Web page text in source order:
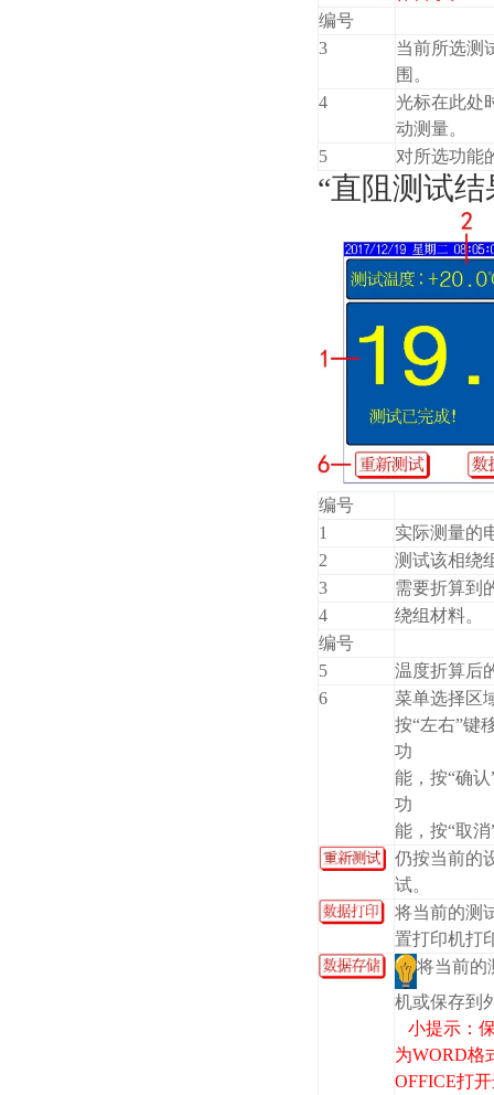
编号
3
当前所选测
围。
4
光标在此处
动测量。
5
对所选功能
“直阻测试
编号
1
实际测量的
2
测试该相绕
3
需要折算到
4
绕组材料。
编号
5
温度折算后
6
菜单选择区
按“左右”键
功
能，按“确
功
能，按“取
仍按当前的
试。
将当前的测
置打印机打
将当前的
机或保存到
小提示：
为WORD格
OFFICE打